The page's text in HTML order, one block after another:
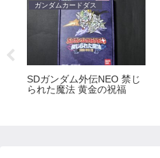
ガンダムカードダス
SDガンダム外伝NEO 禁じ
られた魔法 黄金の祝福